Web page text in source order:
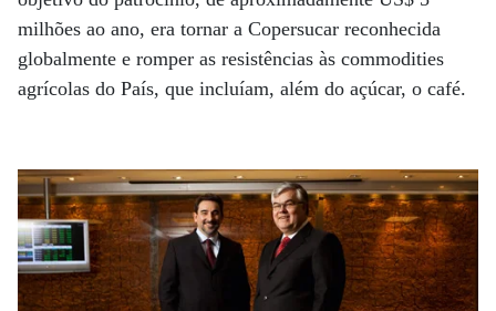
milhões ao ano, era tornar a Copersucar reconhecida
globalmente e romper as resistências às commodities
agrícolas do País, que incluíam, além do açúcar, o café.